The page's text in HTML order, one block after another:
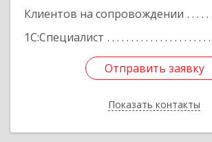
Клиентов на сопровождении
1С:Специалист
Отправить заявку
Показать контакты
Отправить заявку
Назад